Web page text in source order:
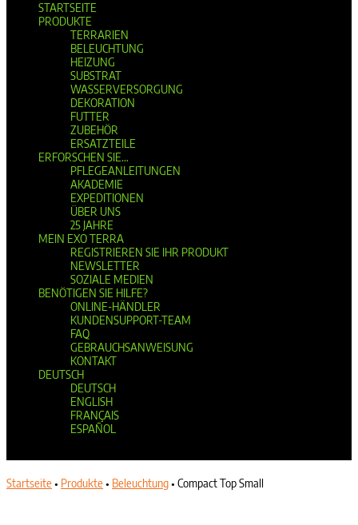
STARTSEITE
PRODUKTE
TERRARIEN
BELEUCHTUNG
HEIZUNG
SUBSTRAT
WASSERVERSORGUNG
DEKORATION
FUTTER
ZUBEHÖR
ERSATZTEILE
ERFORSCHEN SIE…
PFLEGEANLEITUNGEN
AKADEMIE
EXPEDITIONEN
ÜBER UNS
25 JAHRE
MEIN EXO TERRA
REGISTRIEREN SIE IHR PRODUKT
NEWSLETTER
SOZIALE MEDIEN
BENÖTIGEN SIE HILFE?
ONLINE-HÄNDLER
KUNDENSUPPORT-TEAM
FAQ
GEBRAUCHSANWEISUNG
KONTAKT
DEUTSCH
DEUTSCH
ENGLISH
FRANÇAIS
ESPAÑOL
Startseite• Produkte• Beleuchtung• Compact Top Small